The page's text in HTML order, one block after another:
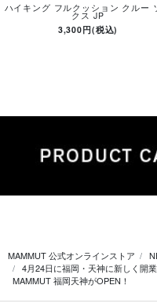
ハイキング フルクッション クルー
クス JP
3,300円(税込)
MAMMUT 公式オンラインストア
4月24日に福岡・天神に新しく開
MAMMUT 福岡天神がOPEN！